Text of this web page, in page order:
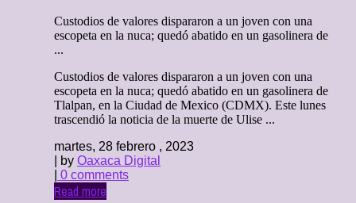
Custodios de valores dispararon a un joven con una
escopeta en la nuca; quedó abatido en un gasolinera de
...
Custodios de valores dispararon a un joven con una
escopeta en la nuca; quedó abatido en un gasolinera de
Tlalpan, en la Ciudad de Mexico (CDMX). Este lunes
trascendió la noticia de la muerte de Ulise ...
martes, 28 febrero , 2023
| by Oaxaca Digital
0 comments
Read more